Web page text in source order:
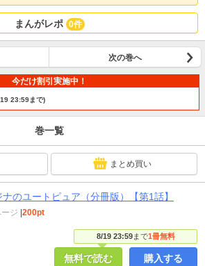
まんがレポ 0件
次の巻へ
今だけ割引実施中！
23:59まで)
巻一覧
まとめ買い
ナのユートピュア（分冊版）【第1話】
8/19 23:59まで1冊無料
ジ 200pt
無料で読む 購入する